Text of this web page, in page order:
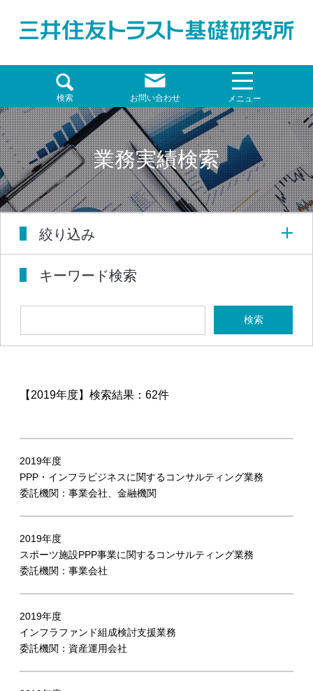
検索 お問い合わせ メニュー
業務実績検索
絞り込み
キーワード検索
【2019年度】 検索結果：62件
2019年度
PPP・インフラビジネスに関するコンサルティング業務
委託機関：事業会社、金融機関
2019年度
スポーツ施設PPP事業に関するコンサルティング業務
委託機関：事業会社
2019年度
インフラファンド組成検討支援業務
委託機関：資産運用会社